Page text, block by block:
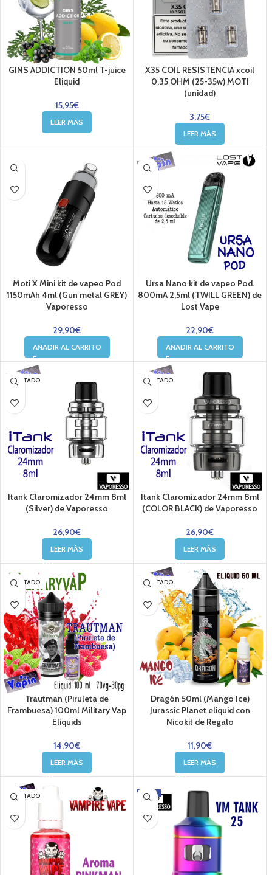
GINS ADDICTION 50ml T-juice
Eliquid
15,95€
LEER MÁS
X35 COIL RESISTENCIA xcoil
0,35 OHM (25-35w) MOTI
(unidad)
3,75€
LEER MÁS
Moti X Mini kit de vapeo Pod
1150mAh 4ml (Gun metal GREY)
Vaporesso
29,90€
AÑADIR AL CARRITO
Ursa Nano kit de vapeo Pod.
800mA 2,5ml (TWILL GREEN) de
Lost Vape
22,90€
AÑADIR AL CARRITO
AGOTADO
Itank Claromizador 24mm 8ml
(Silver) de Vaporesso
26,90€
LEER MÁS
AGOTADO
Itank Claromizador 24mm 8ml
(COLOR BLACK) de Vaporesso
26,90€
LEER MÁS
AGOTADO
Trautman (Piruleta de
Frambuesa) 100ml Military Vap
Eliquids
14,90€
LEER MÁS
AGOTADO
Dragón 50ml (Mango Ice)
Jurassic Planet eliquid con
Nicokit de Regalo
11,90€
LEER MÁS
AGOTADO -13%